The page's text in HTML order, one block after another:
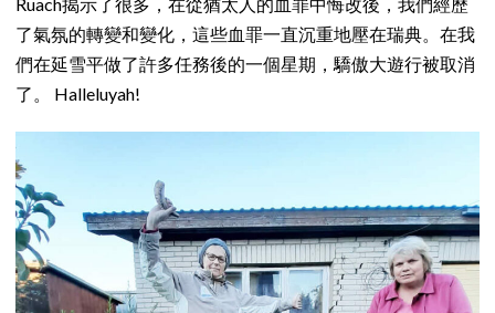
了氣氛的轉變和變化，這些血罪一直沉重地壓在瑞典。在我
們在延雪平做了許多任務後的一個星期，驕傲大遊行被取消
了。 Halleluyah!